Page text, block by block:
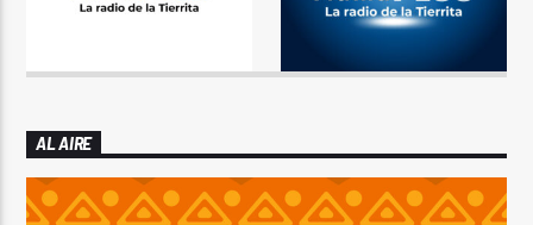
AL AIRE